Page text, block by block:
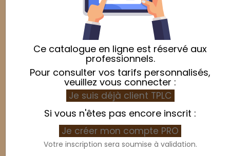
Showing 1-3 of 3 item(s)
Ce catalogue en ligne est réservé aux
professionnels.
Pour consulter vos tarifs personnalisés,
veuillez vous connecter :
Je suis déjà client TPLC
Si vous n'êtes pas encore inscrit :
Je créer mon compte PRO
Votre inscription sera soumise à validation.